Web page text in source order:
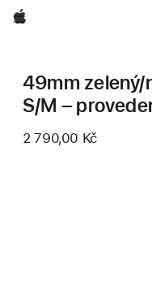
Apple
49mm zelený/
S/M –
2 790,00 Kč